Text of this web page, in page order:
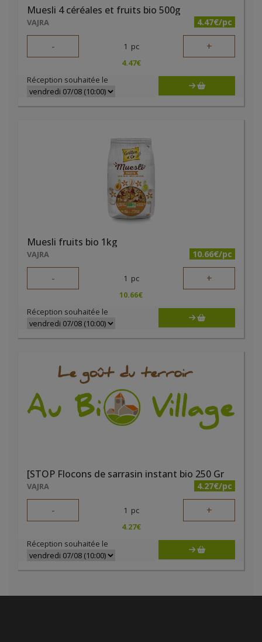
Muesli 4 céréales et fruits bio 500g
VAJRA 4.47€/pc
- 1 pc +
4.47€
Réception souhaitée le
Muesli fruits bio 1kg
VAJRA 10.66€/pc
- 1 pc +
10.66€
Réception souhaitée le
[STOP Flocons de sarrasin instant bio 250 Gr
VAJRA 4.27€/pc
- 1 pc +
4.27€
Réception souhaitée le